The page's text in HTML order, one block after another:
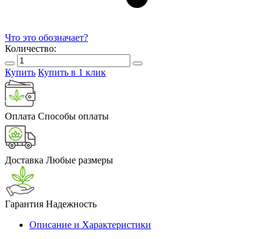
Что это обозначает?
Количество:
Купить Купить в 1 клик
Оплата Способы оплаты
Доставка Любые размеры
Гарантия Надежность
Описание и Характеристики